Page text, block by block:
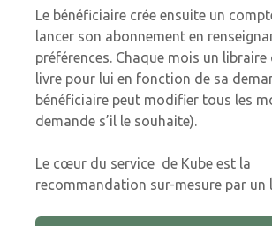
Le bénéficiaire crée ensuite un
lancer son abonnement en
préférences. Chaque mois un libraire
livre pour lui en fonction de sa
bénéficiaire peut modifier tous les
demande s’il le souhaite).
Le cœur du service de Kube est la
recommandation sur-mesure par un